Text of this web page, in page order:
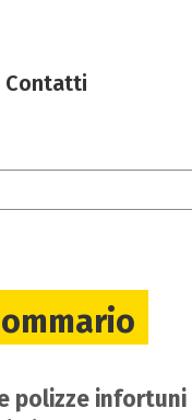
Contatti
polizze